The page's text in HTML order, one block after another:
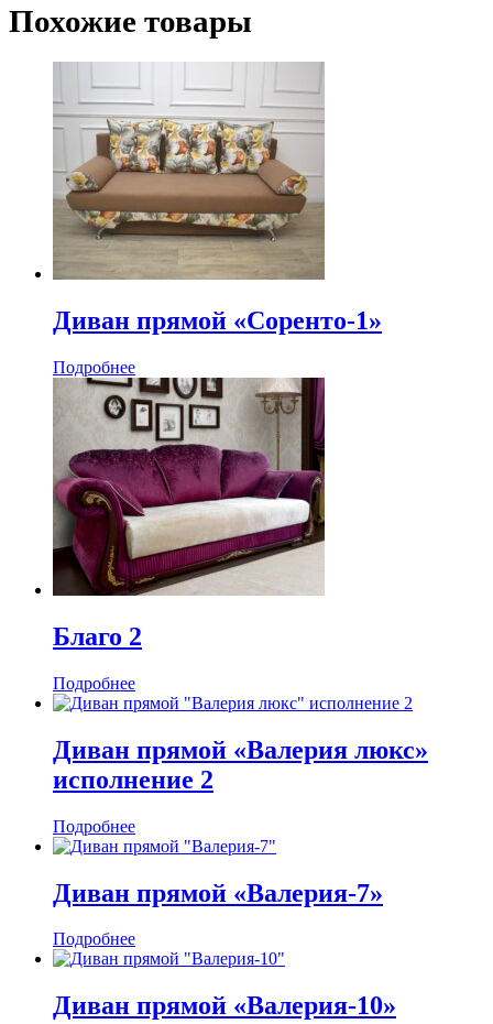
Похожие товары
Диван прямой «Соренто-1»
Подробнее
Благо 2
Подробнее
Диван прямой «Валерия люкс»
исполнение 2
Подробнее
Диван прямой «Валерия-7»
Подробнее
Диван прямой «Валерия-10»